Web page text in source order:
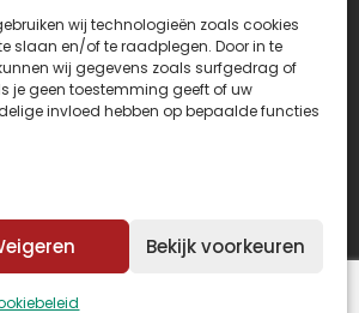
wij technologieën zoals cookies
slaan en/of te raadplegen. Door in te
wij gegevens zoals surfgedrag of
je geen toestemming geeft of uw
invloed hebben op bepaalde functies
Bekijk voorkeuren
(0)346 242 114